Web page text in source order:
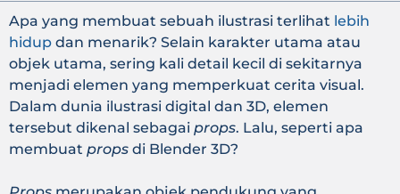
Apa yang membuat sebuah ilustrasi terlihat lebih
hidup dan menarik? Selain karakter utama atau
objek utama, sering kali detail kecil di sekitarnya
menjadi elemen yang memperkuat cerita visual.
Dalam dunia ilustrasi digital dan 3D, elemen
tersebut dikenal sebagai props. Lalu, seperti apa
membuat props di Blender 3D?